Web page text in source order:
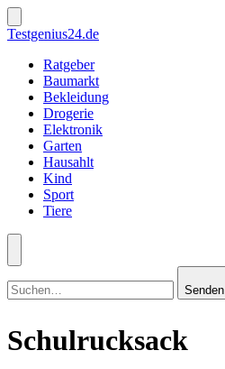
Zum
Inhalt
springen
Suche
ein-/ausblenden
Testgenius24.de
Ratgeber
Baumarkt
Bekleidung
Drogerie
Elektronik
Garten
Hausahlt
Kind
Sport
Tiere
Menü
nach:
Senden
Schulrucksack